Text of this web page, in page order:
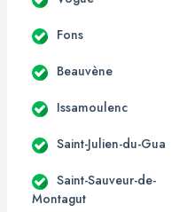
Fons
Beauvène
Issamoulenc
Saint-Julien-du-Gua
Saint-Sauveur-de-
Montagut